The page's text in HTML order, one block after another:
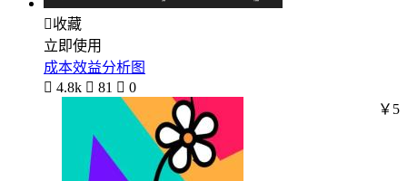
收藏
立即使用
成本效益分析图
 4.8k  81  0
￥5